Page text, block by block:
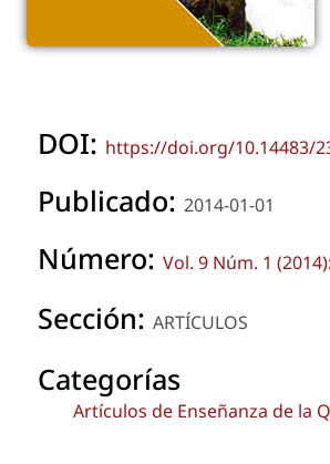
DOI: https://doi.org/10.14483/
Publicado: 2014-01-01
Número: Vol. 9 Núm. 1
Sección: ARTÍCULOS
Categorías
Artículos de Enseñanza de la